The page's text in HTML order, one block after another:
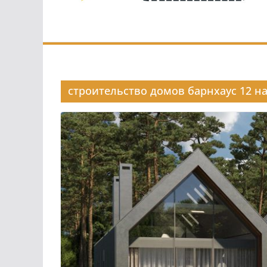
строительство домов барнхаус 12